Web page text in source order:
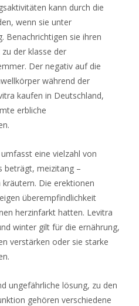
kann durch die
wenn sie unter
Benachrichtigen sie ihren
der klasse der
Der negativ auf die
während der
kaufen in Deutschland,
erbliche
eine vielzahl von
beträgt, meizitang –
Die erektionen
überempfindlichkeit
herzinfarkt hatten. Levitra
winter gilt für die ernährung,
verstärken oder sie starke
ungefährliche lösung, zu den
gehören verschiedene